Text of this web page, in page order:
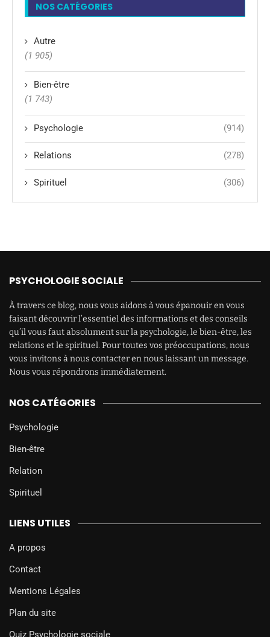
NOS CATÉGORIES
Autre
(1 905)
Bien-être
(1 743)
Psychologie (914)
Relations (278)
Spirituel (306)
PSYCHOLOGIE SOCIALE
À travers ce blog, nous vous aidons à vous épanouir en vous
faisant découvrir l’essentiel des informations et des conseils
qu’il vous faut absolument sur la psychologie, le bien-être, les
relations et le spirituel. Pour toutes vos préoccupations, nous
vous invitons à nous contacter en nous laissant un message.
Nous vous répondrons immédiatement.
NOS CATÉGORIES
Psychologie
Bien-être
Relation
Spirituel
LIENS UTILES
A propos
Contact
Mentions Légales
Plan du site
Quiz Psychologie sociale